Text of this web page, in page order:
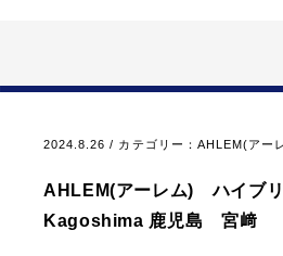
2024.8.26 / カテゴリー： AHLEM(アー
AHLEM(アーレム) ハイブ
Kagoshima 鹿児島 宮﨑